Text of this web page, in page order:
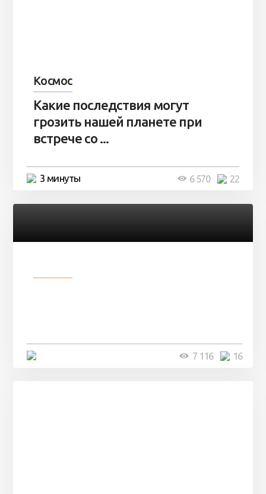
Космос
Какие последствия могут
грозить нашей планете при
встрече со ...
3 минуты 22
6 570
16
7 116